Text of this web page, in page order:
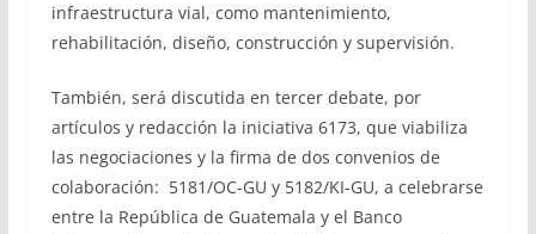
infraestructura vial, como mantenimiento,
rehabilitación, diseño, construcción y supervisión.
También, será discutida en tercer debate, por
artículos y redacción la iniciativa 6173, que viabiliza
las negociaciones y la firma de dos convenios de
colaboración: 5181/OC-GU y 5182/KI-GU, a celebrarse
entre la República de Guatemala y el Banco